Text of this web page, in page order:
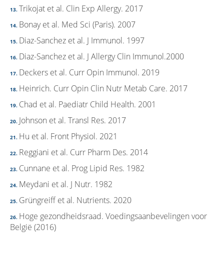
Trikojat et al. Clin Exp Allergy. 2017
Bonay et al. Med Sci (Paris). 2007
Diaz-Sanchez et al. J Immunol. 1997
Diaz-Sanchez et al. J Allergy Clin Immunol.2000
Deckers et al. Curr Opin Immunol. 2019
Heinrich. Curr Opin Clin Nutr Metab Care. 2017
Chad et al. Paediatr Child Health. 2001
Johnson et al. Transl Res. 2017
Hu et al. Front Physiol. 2021
Reggiani et al. Curr Pharm Des. 2014
Cunnane et al. Prog Lipid Res. 1982
Meydani et al. J Nutr. 1982
Grüngreiff et al. Nutrients. 2020
Hoge gezondheidsraad. Voedingsaanbevelingen voor
België (2016)